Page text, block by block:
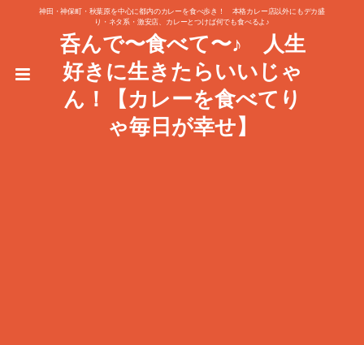
神田・神保町・秋葉原を中心に都内のカレーを食べ歩き！ 本格カレー店以外にもデカ盛
り・ネタ系・激安店、カレーとつけば何でも食べるよ♪
呑んで〜食べて〜♪ 人生
好きに生きたらいいじゃ
ん！【カレーを食べてり
ゃ毎日が幸せ】